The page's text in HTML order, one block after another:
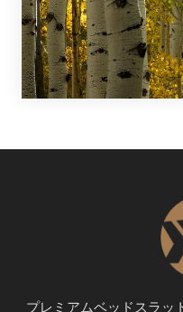
プレミアムベッドスラッ